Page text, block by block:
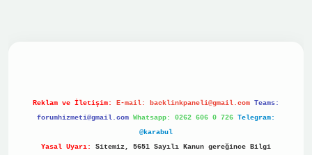
Reklam ve İletişim: E-mail: backlinkpaneli@gmail.com Teams:
forumhizmeti@gmail.com Whatsapp: 0262 606 0 726 Telegram:
@karabul
Yasal Uyarı:
Sitemiz, 5651 Sayılı Kanun gereğince Bilgi